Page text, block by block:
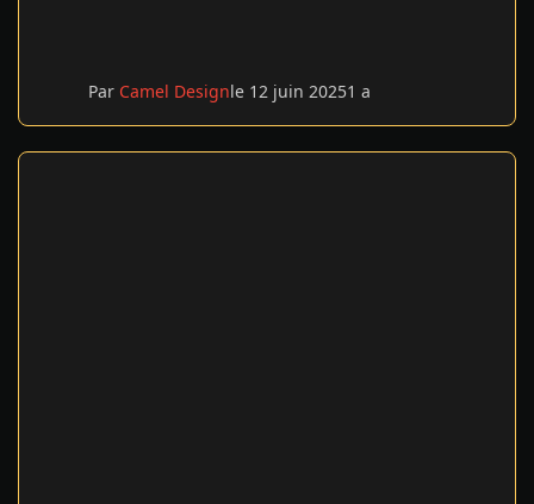
Par Camel Designle 12 juin 20251 a